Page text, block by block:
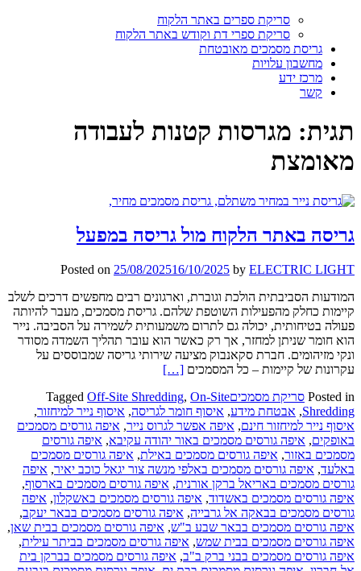
סריקת ספרים באתר הלקוח
סריקת ספרי דת וקודש באתר הלקוח
גריסת מסמכים מאובטחת
מחשבון עלויות
מרכז ידע
קשר
תגית: מגרסות קטנות לעבודה
מאומצת
גריסה באתר הלקוח מול גריסה במפעל
Posted on 25/08/202516/10/2025 by ELECTRIC LIGHT
המודעות הסביבתית הולכת וגוברת, וארגונים רבים מחפשים דרכים לשלב
קיימות כחלק מהפעילות השוטפת שלהם. גריסת מסמכים, מעבר להיותה
פעולה בטיחותית, יכולה גם לתרום משמעותית לשמירה על הסביבה. נייר
הוא חומר שניתן למחזר, אך רק כאשר הוא עובר תהליך השמדה מסודר
ונקי מזיהומים. חברת סקאנבוק מציעה שירותי גריסה שמבוססים על
עקרונות של קיימות – כל המסמכים Read
about
גריסה
באתר
הלקוח
מול
גריסה
במפעל
[…]
Posted in סריקת מסמכים Tagged Off-Site Shredding, On-Site
Shredding
, אבטחת מידע, איסוף חומר לגריסה, איסוף נייר למיחזור,
איסוף נייר למיחזור חינם, איפה אפשר לגרוס נייר, איפה גורסים מסמכים
באופקים, איפה גורסים מסמכים באור יהודה עקיבא, איפה גורסים
מסמכים באזור, איפה גורסים מסמכים באילת, איפה גורסים מסמכים
באלעד, איפה גורסים מסמכים באלפי מנשה צור יגאל כוכב יאיר, איפה
גורסים מסמכים באריאל ברקן אורנית, איפה גורסים מסמכים בארסוף,
איפה גורסים מסמכים באשדוד, איפה גורסים מסמכים באשקלון, איפה
גורסים מסמכים בבאקה אל גרבייה, איפה גורסים מסמכים בבאר יעקב,
איפה גורסים מסמכים בבאר שבע ב"ש, איפה גורסים מסמכים בבית שאן,
איפה גורסים מסמכים בבית שמש, איפה גורסים מסמכים בביתר עילית,
איפה גורסים מסמכים בבני ברק ב"ב, איפה גורסים מסמכים בברקן בית